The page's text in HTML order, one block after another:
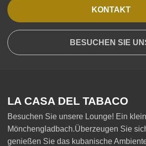
KONTAKT
BESUCHEN SIE
LA CASA DEL TABACO
Besuchen Sie unsere Lounge! Ein
Mönchengladbach.Überzeugen Sie
genießen Sie das kubanische